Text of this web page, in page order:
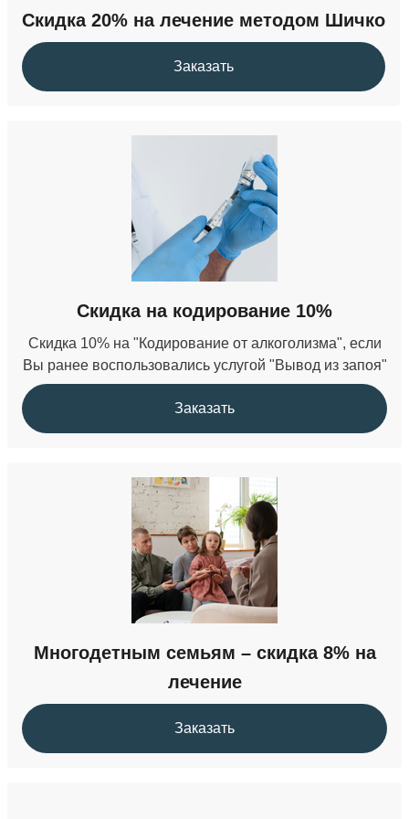
от 22 000 ₽
Скидка 20% на лечение методом Шичко
Заказать
Скидка на кодирование 10%
Скидка 10% на "Кодирование от алкоголизма", если
Вы ранее воспользовались услугой "Вывод из запоя"
Заказать
Многодетным семьям – скидка 8% на
лечение
Заказать